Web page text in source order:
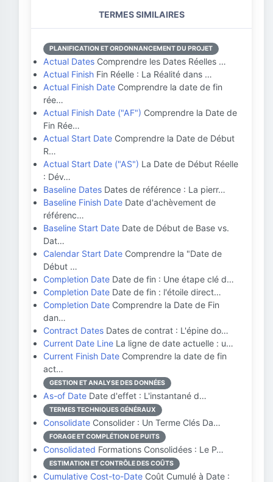
TERMES SIMILAIRES
PLANIFICATION ET ORDONNANCEMENT DU PROJET
Actual Dates Comprendre les Dates Réelles …
Actual Finish Fin Réelle : La Réalité dans …
Actual Finish Date Comprendre la date de fin
rée…
Actual Finish Date ("AF") Comprendre la Date de
Fin Rée…
Actual Start Date Comprendre la Date de Début
R…
Actual Start Date ("AS") La Date de Début Réelle
: Dév…
Baseline Dates Dates de référence : La pierr…
Baseline Finish Date Date d'achèvement de
référenc…
Baseline Start Date Date de Début de Base vs.
Dat…
Calendar Start Date Comprendre la "Date de
Début …
Completion Date Date de fin : Une étape clé d…
Completion Date Date de fin : l'étoile direct…
Completion Date Comprendre la Date de Fin
dan…
Contract Dates Dates de contrat : L'épine do…
Current Date Line La ligne de date actuelle : u…
Current Finish Date Comprendre la date de fin
act…
GESTION ET ANALYSE DES DONNÉES
As-of Date Date d'effet : L'instantané d…
TERMES TECHNIQUES GÉNÉRAUX
Consolidate Consolider : Un Terme Clés Da…
FORAGE ET COMPLÉTION DE PUITS
Consolidated Formations Consolidées : Le P…
ESTIMATION ET CONTRÔLE DES COÛTS
Cumulative Cost-to-Date Coût Cumulé à Date :